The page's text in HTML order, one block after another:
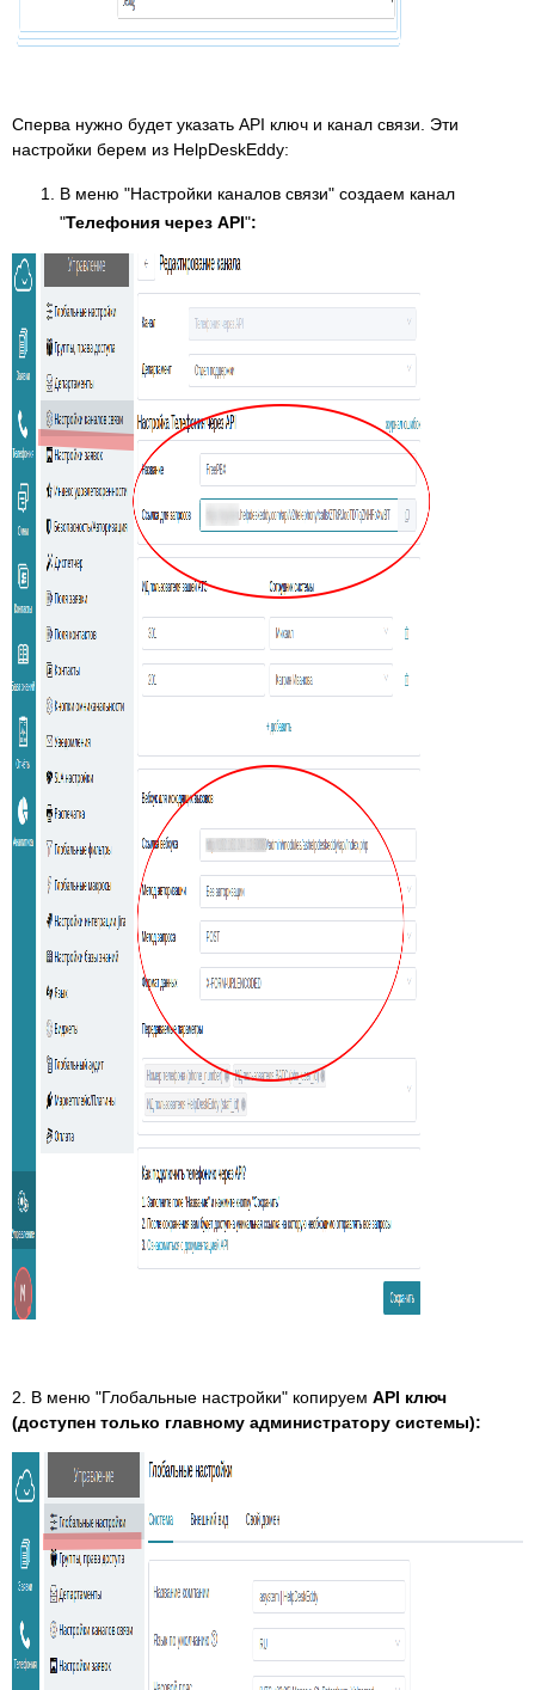
Cперва нужно будет указать API ключ и канал связи. Эти
настройки берем из HelpDeskEddy:
В меню "Настройки каналов связи" создаем канал
"Телефония через API":
2. В меню "Глобальные настройки" копируем API ключ
(доступен только главному администратору системы):